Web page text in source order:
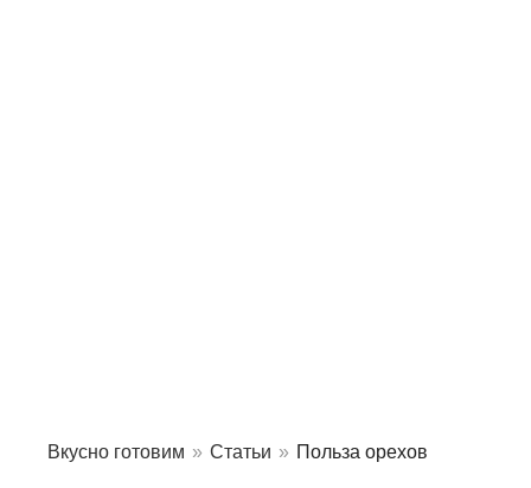
Вкусно готовим » Статьи » Польза орехов